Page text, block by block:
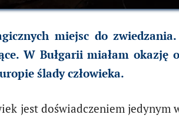
miejsc do
W Bułgarii miałam
ślady człowieka.
jest doświadczeniem